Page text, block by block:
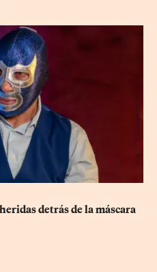
detrás de la máscara